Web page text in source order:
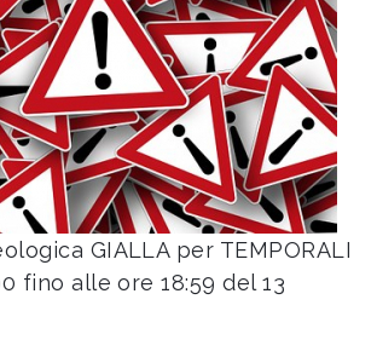
GIALLA per TEMPORALI
fino alle ore 18:59 del 13